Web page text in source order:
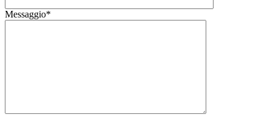
Messaggio*